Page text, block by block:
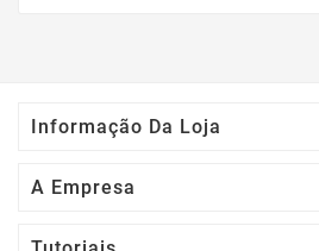
Informação Da Loja
A Empresa